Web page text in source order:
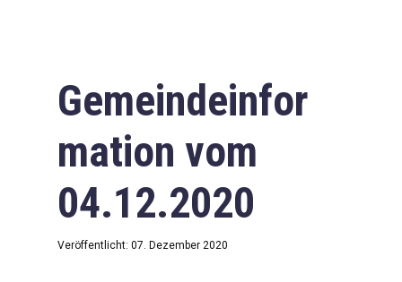
Gemeindeinfor
mation vom
04.12.2020
Veröffentlicht: 07. Dezember 2020